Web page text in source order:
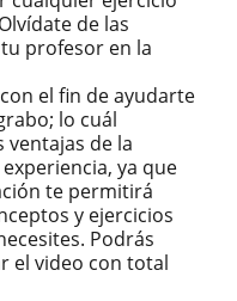
de las
profesor en la
el fin de ayudarte
lo cuál
ventajas de la
ya que
te permitirá
y ejercicios
Podrás
el video con total